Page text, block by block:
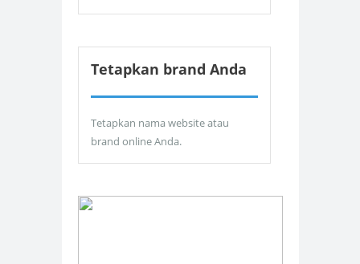
Tetapkan brand Anda
Tetapkan nama website atau
brand online Anda.